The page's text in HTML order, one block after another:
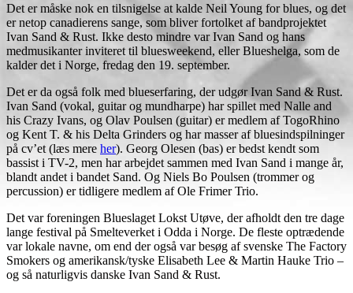
Det er måske nok en tilsnigelse at kalde Neil Young for blues, og det
er netop canadierens sange, som bliver fortolket af bandprojektet
Ivan Sand & Rust. Ikke desto mindre var Ivan Sand og hans
medmusikanter inviteret til bluesweekend, eller Blueshelga, som de
kalder det i Norge, fredag den 19. september.
Det er da også folk med blueserfaring, der udgør Ivan Sand & Rust.
Ivan Sand (vokal, guitar og mundharpe) har spillet med Nalle and
his Crazy Ivans, og Olav Poulsen (guitar) er medlem af TogoRhino
og Kent T. & his Delta Grinders og har masser af bluesindspilninger
på cv’et (læs mere her). Georg Olesen (bas) er bedst kendt som
bassist i TV-2, men har arbejdet sammen med Ivan Sand i mange år,
blandt andet i bandet Sand. Og Niels Bo Poulsen (trommer og
percussion) er tidligere medlem af Ole Frimer Trio.
Det var foreningen Blueslaget Lokst Utøve, der afholdt den tre dage
lange festival på Smelteverket i Odda i Norge. De fleste optrædende
var lokale navne, om end der også var besøg af svenske The Factory
Smokers og amerikansk/tyske Elisabeth Lee & Martin Hauke Trio –
og så naturligvis danske Ivan Sand & Rust.